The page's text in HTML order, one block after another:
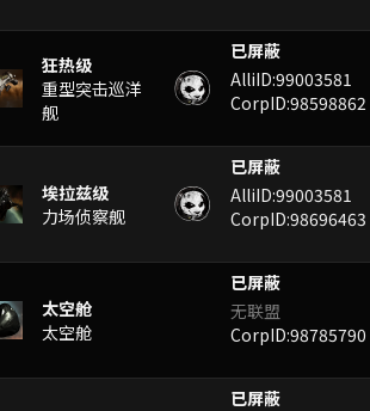
狂热级
重型突击巡洋
舰
已屏蔽
AlliID:99003581
CorpID:98598862
埃拉兹级
力场侦察舰
已屏蔽
AlliID:99003581
CorpID:98696463
太空舱
太空舱
已屏蔽
无联盟
CorpID:98785790
已屏蔽